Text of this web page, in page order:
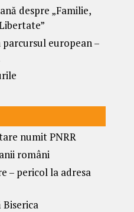
despre „Familie,
european –
numit PNRR
români
– pericol la adresa